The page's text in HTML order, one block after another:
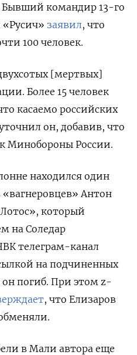
ывший командир 13-го
заявил, что
100 человек.
[мертвых]
Более 15 человек
касаемо российских
он, добавив, что
Минобороны России.
находился один
Антон
который
на Соледар
телеграм-канал
на подчиненных
он погиб. При этом z-
, что Елизаров
в Мали автора еще